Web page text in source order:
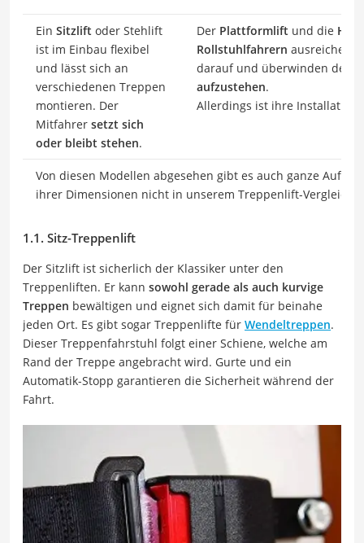
Ein Sitzlift oder Stehlift
ist im Einbau flexibel
und lässt sich an
verschiedenen Treppen
montieren. Der
Mitfahrer setzt sich
oder bleibt stehen.
Der Plattformlift und die
Rollstuhlfahrern ausreichend
darauf und überwinden den
aufzustehen.
Allerdings ist ihre Installation
Von diesen Modellen abgesehen gibt es auch ganze
ihrer Dimensionen nicht in unserem Treppenlift-Vergleich
1.1. Sitz-Treppenlift
Der Sitzlift ist sicherlich der Klassiker unter den
Treppenliften. Er kann sowohl gerade als auch kurvige
Treppen bewältigen und eignet sich damit für beinahe
jeden Ort. Es gibt sogar Treppenlifte für Wendeltreppen.
Dieser Treppenfahrstuhl folgt einer Schiene, welche am
Rand der Treppe angebracht wird. Gurte und ein
Automatik-Stopp garantieren die Sicherheit während der
Fahrt.